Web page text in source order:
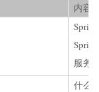
内容
服务
什么